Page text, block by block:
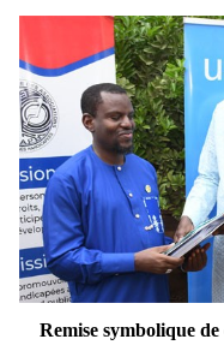
Remise symbolique